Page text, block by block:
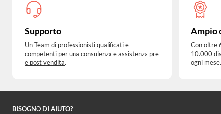
Supporto
Un Team di professionisti qualificati e
competenti per una consulenza e assistenza pre
e post vendita.
Ampio
Con oltre
10.000
ogni mese.
BISOGNO DI AIUTO?